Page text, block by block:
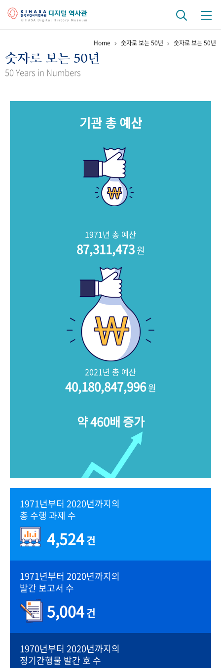
걸어온 길 기관 변천사 역대 기관장
키워드로 보는 연구 역사
문서 기록물 행정박물
Home 숫자로 보는 50년 숫자로 보는 50년
숫자로 보는 50년
50 Years in Numbers
기관 총 예산
1971년 총 예산
87,311,473원
2021년 총 예산
40,180,847,996원
약 460배 증가
1971년부터 2020년까지의
총 수행 과제 수
4,524건
1971년부터 2020년까지의
발간 보고서 수
5,004건
1970년부터 2020년까지의
정기간행물 발간 호 수